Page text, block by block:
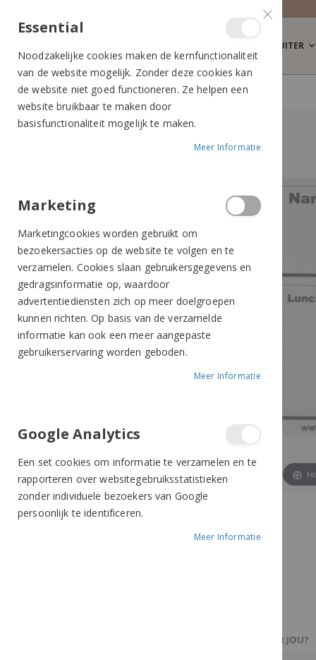
RUITER
HORZE PLANNING WHITEBOARD WIT
de
afbeeldingen-
gallerij
de
afbeeldingen-
gallerij
OOK IETS VOOR JOU?
Essential
Noodzakelijke cookies maken de kernfunctionaliteit
van de website mogelijk. Zonder deze cookies kan
de website niet goed functioneren. Ze helpen een
website bruikbaar te maken door
basisfunctionaliteit mogelijk te maken.
Meer Informatie
Marketing
Marketingcookies worden gebruikt om
bezoekersacties op de website te volgen en te
verzamelen. Cookies slaan gebruikersgegevens en
gedragsinformatie op, waardoor
advertentiediensten zich op meer doelgroepen
kunnen richten. Op basis van de verzamelde
informatie kan ook een meer aangepaste
gebruikerservaring worden geboden.
Meer Informatie
Google Analytics
Een set cookies om informatie te verzamelen en te
rapporteren over websitegebruiksstatistieken
zonder individuele bezoekers van Google
persoonlijk te identificeren.
Meer Informatie